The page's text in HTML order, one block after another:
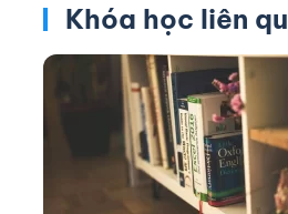
Khóa học liên